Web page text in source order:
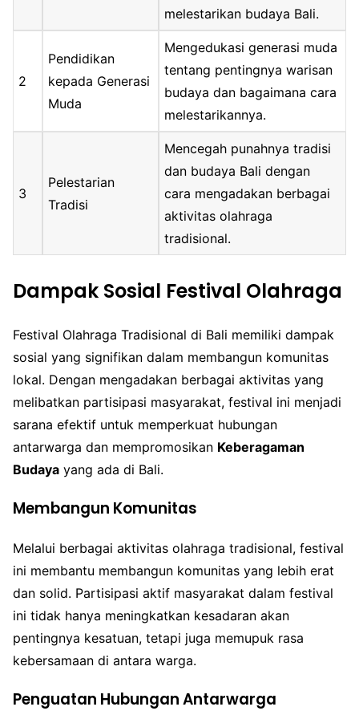
melestarikan budaya Bali.
2
Pendidikan
kepada Generasi
Muda
Mengedukasi generasi muda
tentang pentingnya warisan
budaya dan bagaimana cara
melestarikannya.
3
Pelestarian
Tradisi
Mencegah punahnya tradisi
dan budaya Bali dengan
cara mengadakan berbagai
aktivitas olahraga
tradisional.
Dampak Sosial Festival Olahraga
Festival Olahraga Tradisional di Bali memiliki dampak
sosial yang signifikan dalam membangun komunitas
lokal. Dengan mengadakan berbagai aktivitas yang
melibatkan partisipasi masyarakat, festival ini menjadi
sarana efektif untuk memperkuat hubungan
antarwarga dan mempromosikan Keberagaman
Budaya yang ada di Bali.
Membangun Komunitas
Melalui berbagai aktivitas olahraga tradisional, festival
ini membantu membangun komunitas yang lebih erat
dan solid. Partisipasi aktif masyarakat dalam festival
ini tidak hanya meningkatkan kesadaran akan
pentingnya kesatuan, tetapi juga memupuk rasa
kebersamaan di antara warga.
Penguatan Hubungan Antarwarga